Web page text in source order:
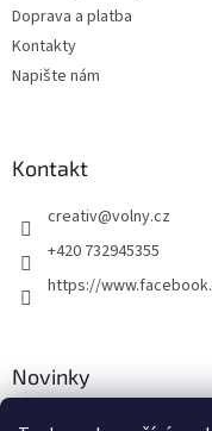
Doprava a platba
Kontakty
Napište nám
Kontakt
creativ@volny.cz
+420 732945355
https://
Novinky